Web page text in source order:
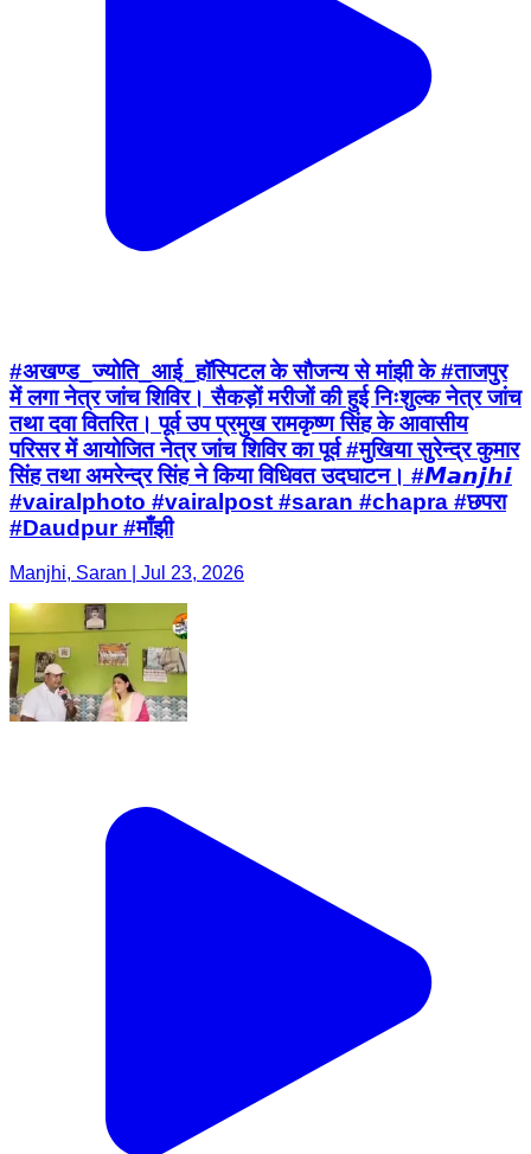
#अखण्ड_ज्योति_आई_हॉस्पिटल के सौजन्य से मांझी के #ताजपुर
में लगा नेत्र जांच शिविर। सैकड़ों मरीजों की हुई निःशुल्क नेत्र जांच
तथा दवा वितरित। पूर्व उप प्रमुख रामकृष्ण सिंह के आवासीय
परिसर में आयोजित नेत्र जांच शिविर का पूर्व #मुखिया सुरेन्द्र कुमार
सिंह तथा अमरेन्द्र सिंह ने किया विधिवत उदघाटन। #𝙈𝙖𝙣𝙟𝙝𝙞
#vairalphoto #vairalpost #saran #chapra #छपरा
#Daudpur #माँझी
Manjhi, Saran | Jul 23, 2026